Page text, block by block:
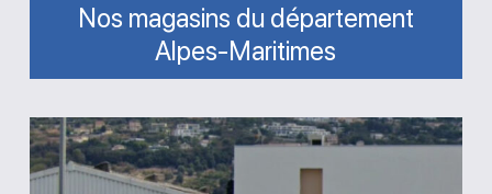
Nos magasins du département
Alpes-Maritimes
Groupe